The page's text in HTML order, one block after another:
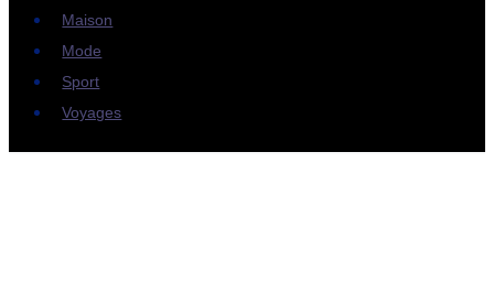
Maison
Mode
Sport
Voyages